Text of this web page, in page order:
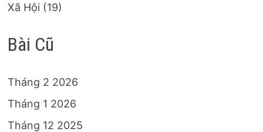
Xã Hội (19)
Bài Cũ
Tháng 2 2026
Tháng 1 2026
Tháng 12 2025